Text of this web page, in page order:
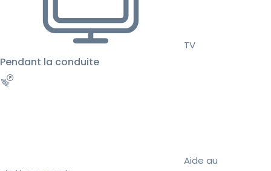
TV
Pendant la conduite
Aide au